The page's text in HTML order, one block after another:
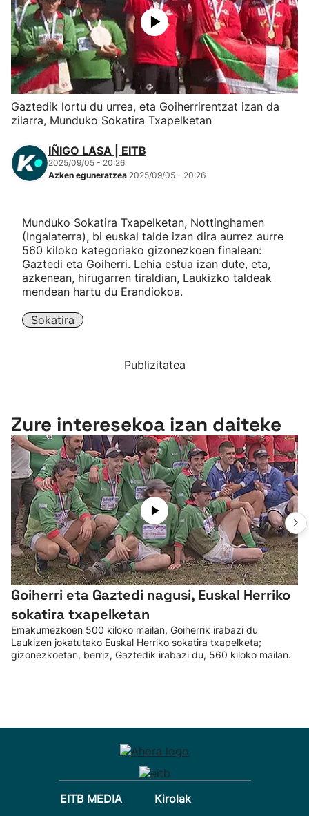
Herri-kirolak
Eskubaloia
Kirolak 360
Mendi-lasterketak
"Helmuga"
Gaztedik lortu du urrea, eta Goiherrirentzat izan da
zilarra, Munduko Sokatira Txapelketan
IÑIGO LASA | EITB
2025/09/05 - 20:26
Azken eguneratzea 2025/09/05 - 20:26
Munduko Sokatira Txapelketan, Nottinghamen
(Ingalaterra), bi euskal talde izan dira aurrez aurre
560 kiloko kategoriako gizonezkoen finalean:
Gaztedi eta Goiherri. Lehia estua izan dute, eta,
azkenean, hirugarren tiraldian, Laukizko taldeak
mendean hartu du Erandiokoa.
Sokatira
Publizitatea
Zure interesekoa izan daiteke
Goiherri eta Gaztedi nagusi, Euskal Herriko
sokatira txapelketan
Emakumezkoen 500 kiloko mailan, Goiherrik irabazi du
Laukizen jokatutako Euskal Herriko sokatira txapelketa;
gizonezkoetan, berriz, Gaztedik irabazi du, 560 kiloko mailan.
EITB MEDIA
Kirolak